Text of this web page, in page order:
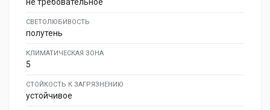
СВЕТОЛЮБИВОСТЬ
полутень
КЛИМАТИЧЕСКАЯ ЗОНА
5
СТОЙКОСТЬ К ЗАГРЯЗНЕНИЮ
устойчивое